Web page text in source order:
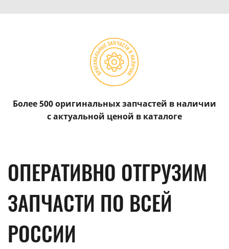
Более 500 оригинальных запчастей в наличии
с актуальной ценой в каталоге
ОПЕРАТИВНО ОТГРУЗИМ
ЗАПЧАСТИ ПО ВСЕЙ
РОССИИ